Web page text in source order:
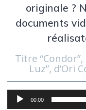
originale ?
documents
Titre
Luz”, d’Ori
00:00